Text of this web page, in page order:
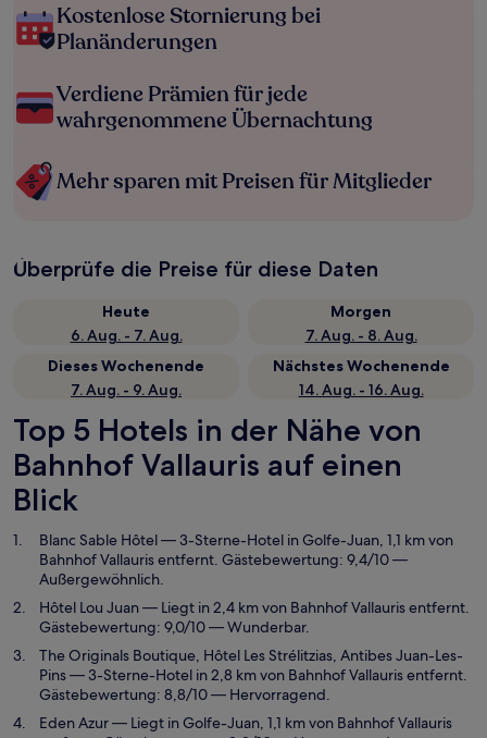
Kostenlose Stornierung bei
Planänderungen
Verdiene Prämien für jede
wahrgenommene Übernachtung
Mehr sparen mit Preisen für Mitglieder
Überprüfe die Preise für diese Daten
Heute
6. Aug. - 7. Aug.
Morgen
7. Aug. - 8. Aug.
Dieses Wochenende
7. Aug. - 9. Aug.
Nächstes Wochenende
14. Aug. - 16. Aug.
Top 5 Hotels in der Nähe von
Bahnhof Vallauris auf einen
Blick
Blanc Sable Hôtel— 3-Sterne-Hotel in Golfe-Juan, 1,1 km von
Bahnhof Vallauris entfernt. Gästebewertung: 9,4/10 —
Außergewöhnlich.
Hôtel Lou Juan— Liegt in 2,4 km von Bahnhof Vallauris entfernt.
Gästebewertung: 9,0/10 — Wunderbar.
The Originals Boutique, Hôtel Les Strélitzias, Antibes Juan-Les-
Pins— 3-Sterne-Hotel in 2,8 km von Bahnhof Vallauris entfernt.
Gästebewertung: 8,8/10 — Hervorragend.
Eden Azur— Liegt in Golfe-Juan, 1,1 km von Bahnhof Vallauris